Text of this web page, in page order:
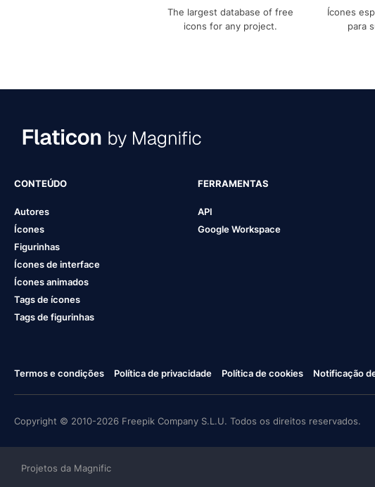
The largest database of free
icons for any project.
Ícones
para
CONTEÚDO
Autores
Ícones
Figurinhas
Ícones de interface
Ícones animados
Tags de ícones
Tags de figurinhas
FERRAMENTAS
API
Google Workspace
Termos e condições Política de privacidade Política de cookies Notificação
Copyright © 2010-2026 Freepik Company S.L.U. Todos os direitos reservados.
Projetos da Magnific